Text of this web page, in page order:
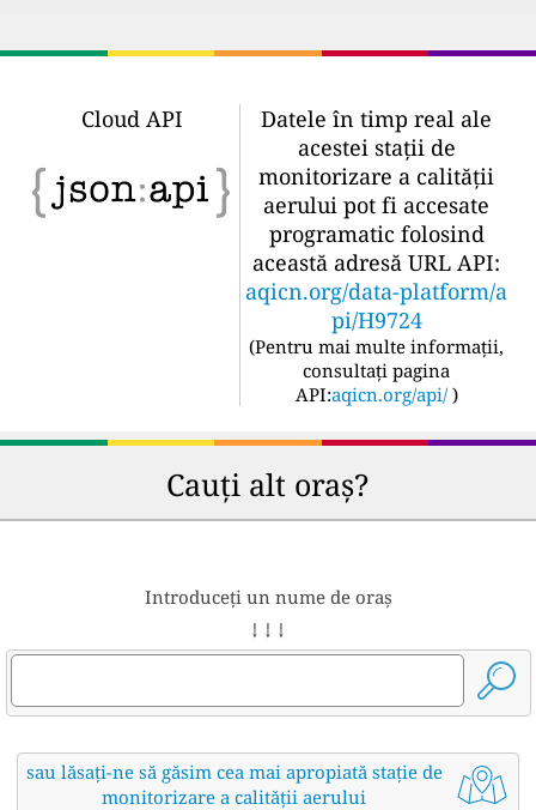
Cloud API
Datele în timp real ale
acestei stații de
monitorizare a calității
aerului pot fi accesate
programatic folosind
această adresă URL API:
aqicn.org/data-platform/a
pi/H9724
(Pentru mai multe informații,
consultați pagina
API:aqicn.org/api/ )
Cauți alt oraș?
Introduceți un nume de oraș
↓ ↓ ↓
sau lăsați-ne să găsim cea mai apropiată stație de
monitorizare a calității aerului